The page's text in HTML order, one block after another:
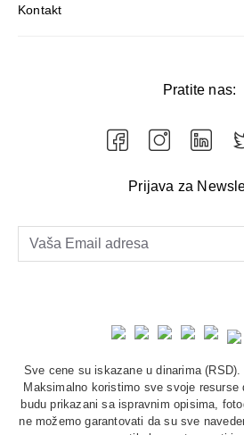
Kontakt
Pratite nas:
Prijava za
Sve cene su iskazane u dinarima
Maksimalno koristimo sve svoje resurse
budu prikazani sa ispravnim opisima,
ne možemo garantovati da su sve